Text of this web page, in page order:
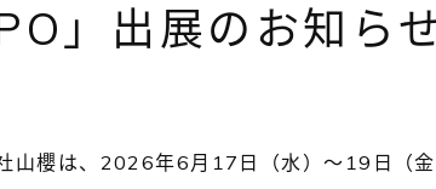
」出展のお知ら
山櫻は、2026年6月17日（水）～19日（